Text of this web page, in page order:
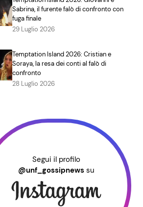
Sabrina, il furente falò di confronto con
fuga finale
29 Luglio 2026
Temptation Island 2026: Cristian e
Soraya, la resa dei conti al falò di
confronto
28 Luglio 2026
Segui il profilo
@unf_gossipnews su